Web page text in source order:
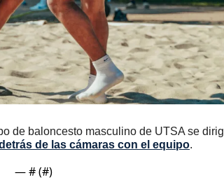
de baloncesto masculino de UTSA se
de las cámaras con el equipo.
— # (#)